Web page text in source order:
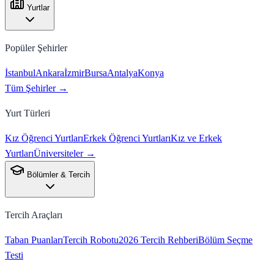
Yurtlar
Popüler Şehirler
İstanbulAnkaraİzmirBursaAntalyaKonya
Tüm Şehirler →
Yurt Türleri
Kız Öğrenci YurtlarıErkek Öğrenci YurtlarıKız ve Erkek
YurtlarıÜniversiteler →
Bölümler & Tercih
Tercih Araçları
Taban PuanlarıTercih Robotu2026 Tercih RehberiBölüm Seçme
Testi